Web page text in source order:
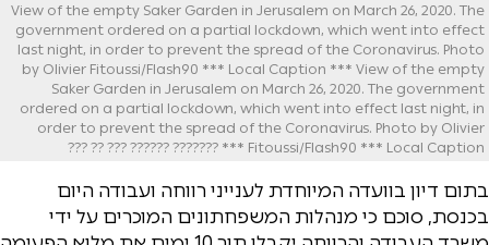
View of the empty Saker Garden in Jerusalem on March 26, 2020. The
government ordered on a partial lockdown, which went into effect
last night, in order to prevent the spread of the Coronavirus. Photo
by Olivier Fitoussi/Flash90 *** Local Caption *** View of the empty
Saker Garden in Jerusalem on March 26, 2020. The government
ordered on a partial lockdown, which went into effect last night, in
order to prevent the spread of the Coronavirus. Photo by Olivier
Fitoussi/Flash90 *** Local Caption *** ??????? ?????? ??? ?? ???
בתום דיון בוועדה המיוחדת לענייני רווחה ועבודה היום
בכנסת, סוכם כי מנהלות המשפחתונים המוכרים על ידי